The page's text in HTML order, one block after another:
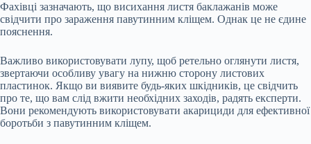
Фахівці зазначають, що висихання листя баклажанів може
свідчити про зараження павутинним кліщем. Однак це не єдине
пояснення.
Важливо використовувати лупу, щоб ретельно оглянути листя,
звертаючи особливу увагу на нижню сторону листових
пластинок. Якщо ви виявите будь-яких шкідників, це свідчить
про те, що вам слід вжити необхідних заходів, радять експерти.
Вони рекомендують використовувати акарициди для ефективної
боротьби з павутинним кліщем.